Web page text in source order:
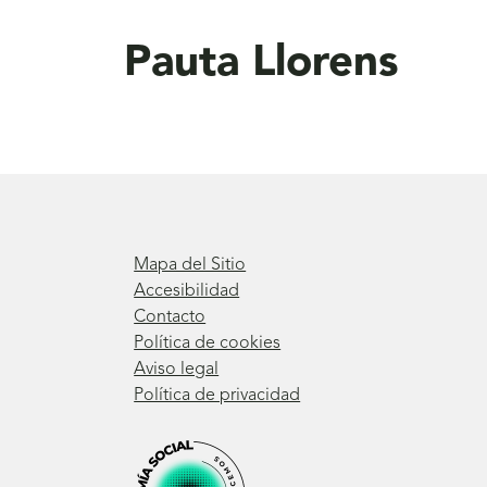
Pauta Llorens
Mapa del Sitio
Accesibilidad
Contacto
Política de cookies
Aviso legal
Política de privacidad